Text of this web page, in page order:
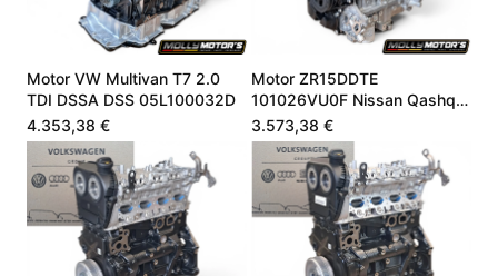
Motor VW Multivan T7 2.0
TDI DSSA DSS 05L100032D
4.353,38 €
Motor ZR15DDTE
101026VU0F Nissan Qashqai
III 1.5 VC-T 205 PS
3.573,38 €